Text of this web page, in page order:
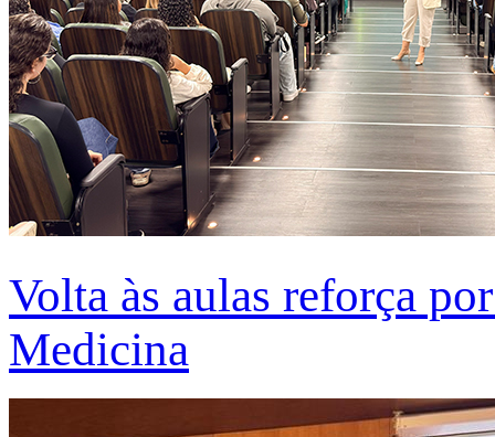
Volta às aulas reforça
Medicina